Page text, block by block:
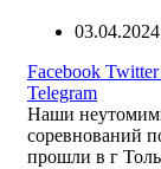
03.04.2024
Facebook Twitter
Telegram
Наши
соревнований
прошли в г